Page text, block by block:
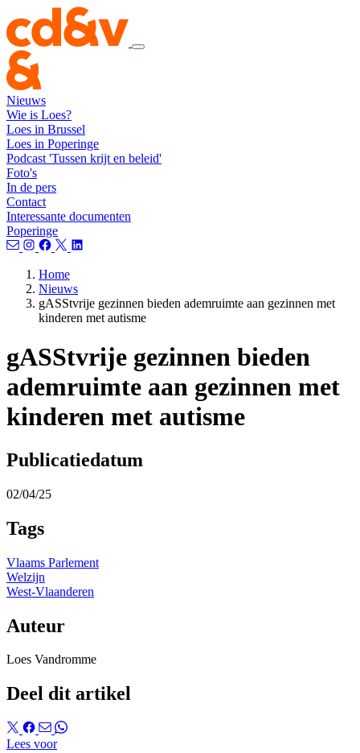
Nieuws
Wie is Loes?
Loes in Brussel
Loes in Poperinge
Podcast 'Tussen krijt en beleid'
Foto's
In de pers
Contact
Interessante documenten
Poperinge
Home
Nieuws
gASStvrije gezinnen bieden ademruimte aan gezinnen met
kinderen met autisme
gASStvrije gezinnen bieden
ademruimte aan gezinnen met
kinderen met autisme
Publicatiedatum
02/04/25
Tags
Vlaams Parlement
Welzijn
West-Vlaanderen
Auteur
Loes Vandromme
Deel dit artikel
Lees voor